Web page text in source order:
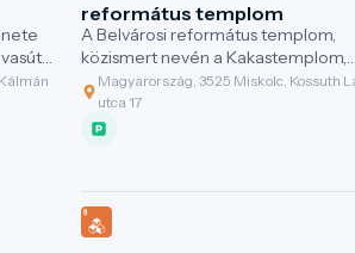
református templom
A Belvárosi református templom,
közismert nevén a Kakastemplom,
Miskolc legnagyobb református
temploma, melyet aranyozott
díszít a közel 70 méteres torony
Magyarország, 3525 Miskolc, Kossuth
utca 17